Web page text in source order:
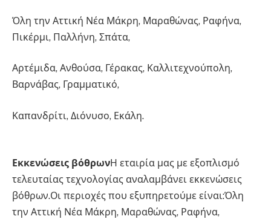
Όλη την Αττική Νέα Μάκρη, Μαραθώνας, Ραφήνα,
Πικέρμι, Παλλήνη, Σπάτα,
Αρτέμιδα, Ανθούσα, Γέρακας, Καλλιτεχνούπολη,
Βαρνάβας, Γραμματικό,
Καπανδρίτι, Διόνυσο, Εκάλη.
Εκκενώσεις βόθρωνΗ εταιρία μας με εξοπλισμό
τελευταίας τεχνολογίας αναλαμβάνει εκκενώσεις
βόθρων.Οι περιοχές που εξυπηρετούμε είναι:Όλη
την Αττική Νέα Μάκρη, Μαραθώνας, Ραφήνα,